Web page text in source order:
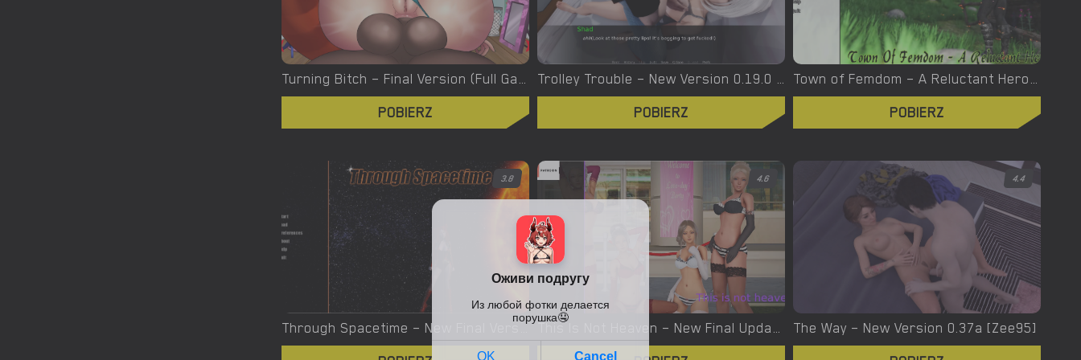
Turning Bitch – Final Version (Full Game) [NowaJoestar]
POBIERZ
Trolley Trouble – New Version 0.19.0 [NTRaction]
POBIERZ
Town of Femdom – A Reluctant Hero – New Version 0.34 [jinjonkun]
POBIERZ
3.8
Through Spacetime – New Final Version 1.0 (Full Game) [Empiric]
4.6
This Is Not Heaven – New Final Update 4 [Altered Vision]
4.4
The Way – New Version 0.37a [Zee95]